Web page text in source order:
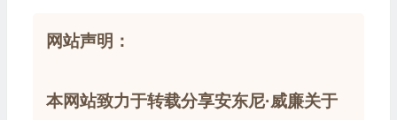
网站声明：
本网站致力于转载分享安东尼·威廉关于